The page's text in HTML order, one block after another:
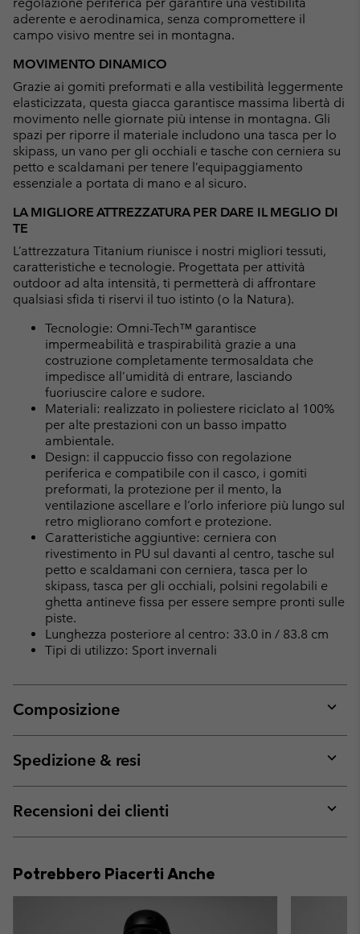
aderente e aerodinamica, senza compromettere il
campo visivo mentre sei in montagna.
MOVIMENTO DINAMICO
Grazie ai gomiti preformati e alla vestibilità leggermente
elasticizzata, questa giacca garantisce massima libertà di
movimento nelle giornate più intense in montagna. Gli
spazi per riporre il materiale includono una tasca per lo
skipass, un vano per gli occhiali e tasche con cerniera su
petto e scaldamani per tenere l’equipaggiamento
essenziale a portata di mano e al sicuro.
LA MIGLIORE ATTREZZATURA PER DARE IL MEGLIO DI
TE
L’attrezzatura Titanium riunisce i nostri migliori tessuti,
caratteristiche e tecnologie. Progettata per attività
outdoor ad alta intensità, ti permetterà di affrontare
qualsiasi sfida ti riservi il tuo istinto (o la Natura).
Tecnologie: Omni-Tech™ garantisce
impermeabilità e traspirabilità grazie a una
costruzione completamente termosaldata che
impedisce all’umidità di entrare, lasciando
fuoriuscire calore e sudore.
Materiali: realizzato in poliestere riciclato al 100%
per alte prestazioni con un basso impatto
ambientale.
Design: il cappuccio fisso con regolazione
periferica e compatibile con il casco, i gomiti
preformati, la protezione per il mento, la
ventilazione ascellare e l’orlo inferiore più lungo sul
retro migliorano comfort e protezione.
Caratteristiche aggiuntive: cerniera con
rivestimento in PU sul davanti al centro, tasche sul
petto e scaldamani con cerniera, tasca per lo
skipass, tasca per gli occhiali, polsini regolabili e
ghetta antineve fissa per essere sempre pronti sulle
piste.
Lunghezza posteriore al centro: 33.0 in / 83.8 cm
Tipi di utilizzo: Sport invernali
Composizione
or
Spedizione & resi
or
Recensioni dei clienti
or
Potrebbero Piacerti Anche